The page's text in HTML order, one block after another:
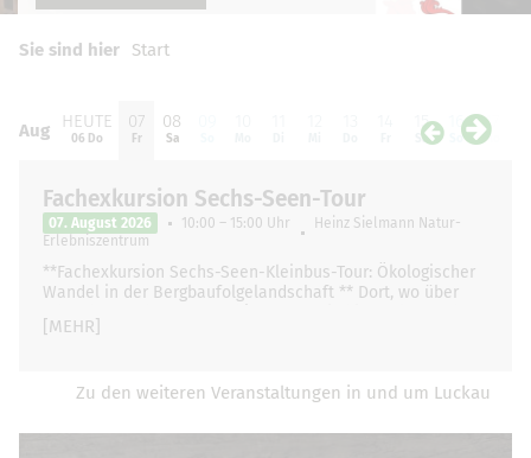
Sie sind hier Start
Aug HEUTE
06 Do
07
Fr
08
Sa
15
Sa
16
So
17
Mo
Aug
Fachexkursion Sechs-Seen-Tour
07. August 2026 10:00 – 15:00 Uhr
Heinz Sielmann Natur-
Erlebniszentrum
**Fachexkursion Sechs-Seen-Kleinbus-Tour: Ökologischer
Wandel in der Bergbaufolgelandschaft ** Dort, wo über
sich die Landschaft …
[MEHR]
Zu den weiteren Veranstaltungen in und um Luckau